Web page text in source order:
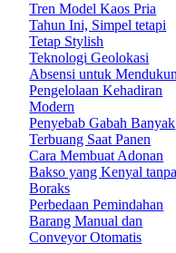
Tren Model Kaos Pria
Tahun Ini, Simpel tetapi
Tetap Stylish
Teknologi Geolokasi
Absensi untuk
Pengelolaan Kehadiran
Modern
Penyebab Gabah Banyak
Terbuang Saat Panen
Cara Membuat Adonan
Bakso yang Kenyal tanpa
Boraks
Perbedaan Pemindahan
Barang Manual dan
Conveyor Otomatis